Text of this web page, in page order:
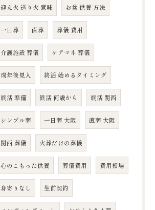
迎え火 送り火 意味 お盆 供養 方法
一日葬 直葬 葬儀 費用
介護施設 葬儀 ケアマネ 葬儀
成年後見人 終活 始めるタイミング
終活 準備 終活 何歳から 終活 関西
シンプル葬 一日葬 大阪 直葬 大阪
関西 葬儀 火葬だけの葬儀
心のこもった供養 葬儀費用 費用相場
身寄りなし 生前契約